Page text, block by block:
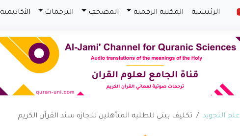
الرئيسية المكتبة الرقمية المصحف الترجمات الأكاديمية
علم التجويد تكليف بيتي للطلبه المتأهلين للاجازه سند القرآن الكريم